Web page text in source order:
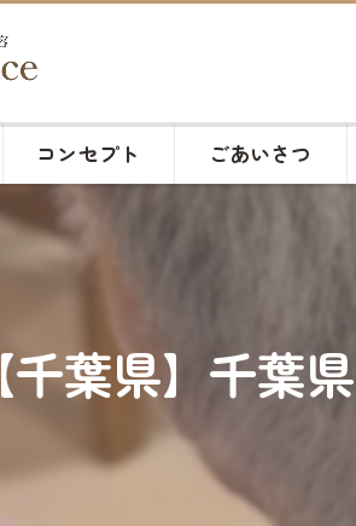
コンセプト ごあいさつ
【千葉県】千葉